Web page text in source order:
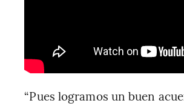
“Pues logramos un buen